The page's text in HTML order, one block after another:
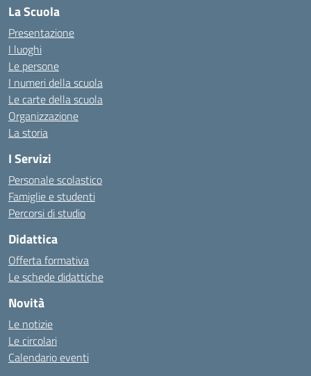
La Scuola
Presentazione
I luoghi
Le persone
I numeri della scuola
Le carte della scuola
Organizzazione
La storia
I Servizi
Personale scolastico
Famiglie e studenti
Percorsi di studio
Didattica
Offerta formativa
Le schede didattiche
Novità
Le notizie
Le circolari
Calendario eventi